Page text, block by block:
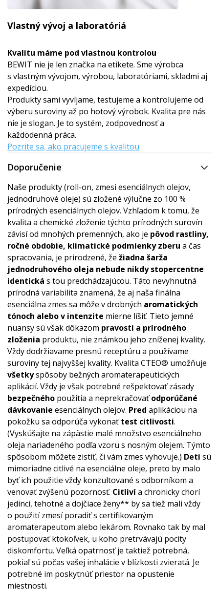
Vlastný vývoj a laboratóriá
Kvalitu máme pod vlastnou kontrolou
BEWIT nie je len značka na etikete. Sme výrobca
s vlastným vývojom, výrobou, laboratóriami, skladmi aj
expedíciou.
Produkty sami vyvíjame, testujeme a kontrolujeme od
výberu suroviny až po hotový výrobok. Kvalita pre nás
nie je slogan. Je to systém, zodpovednosť a
každodenná práca.
Pozrite sa, ako pracujeme s kvalitou
Doporučenie
Naše produkty (roll-on, zmesi esenciálnych olejov,
jednodruhové oleje) sú zložené výlučne zo 100 %
prírodných esenciálnych olejov. Vzhľadom k tomu, že
kvalita a chemické zloženie týchto prírodných surovín
závisí od mnohých premenných, ako je pôvod rastliny,
ročné obdobie, klimatické podmienky zberu a čas
spracovania, je prirodzené, že žiadna šarža
jednodruhového oleja nebude nikdy stopercentne
identická s tou predchádzajúcou. Táto nevyhnutná
prírodná variabilita znamená, že aj naša finálna
esenciálna zmes sa môže v drobných aromatických
tónoch alebo v intenzite mierne líšiť. Tieto jemné
nuansy sú však dôkazom pravosti a prírodného
zloženia produktu, nie známkou jeho zníženej kvality.
Vždy dodržiavame presnú receptúru a používame
suroviny tej najvyššej kvality. Kvalita CTEO® umožňuje
všetkyspôsoby bežných aromaterapeutických
aplikácií. Vždy je však potrebné rešpektovať zásady
bezpečného použitia a neprekračovaťodporúčané
dávkovanie esenciálnych olejov. Pred aplikáciou na
pokožku sa odporúča vykonaťtest citlivosti.
(Vyskúšajte na zápästie malé množstvo esenciálneho
oleja nariadeného podľa vzoru s nosným olejem. Týmto
spôsobom môžete zistiť, či vám zmes vyhovuje.) Deti sú
mimoriadne citlivé na esenciálne oleje, preto by malo
byť ich použitie vždy konzultované s odborníkom a
venovať zvýšenú pozornosť. Citlivía chronicky chorí
jedinci, tehotné a dojčiace ženy** by sa tiež mali vždy
o použití zmesí poradiť s certifikovaným
aromaterapeutom alebo lekárom. Rovnako tak by mal
postupovať ktokoľvek, u koho pretrvávajú pocity
diskomfortu. Veľká opatrnosť je taktiež potrebná,
pokiaľ sú počas vašej inhalácie v blízkosti zvieratá. Je
potrebné im poskytnúť priestor na opustenie
miestnosti.